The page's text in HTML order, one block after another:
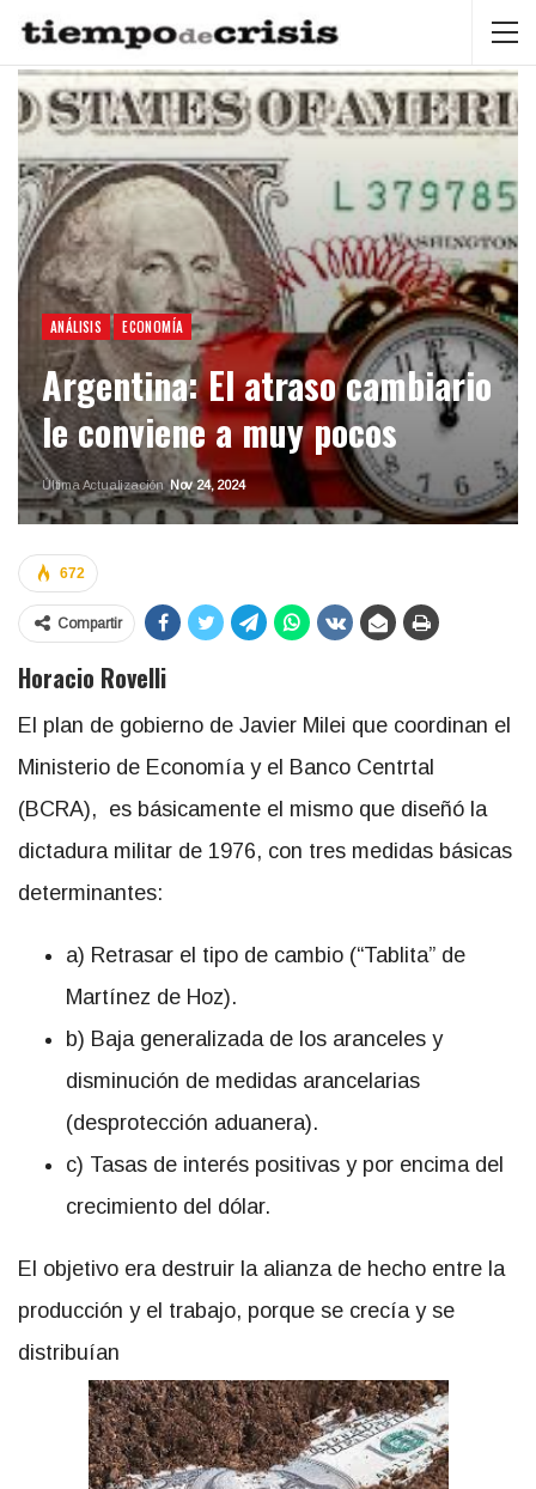
ANÁLISIS ECONOMÍA
Argentina: El atraso cambiario
le conviene a muy pocos
Última ActualizaciónNov 24, 2024
672
Compartir
Horacio Rovelli
El plan de gobierno de Javier Milei que coordinan el
Ministerio de Economía y el Banco Centrtal
(BCRA), es básicamente el mismo que diseñó la
dictadura militar de 1976, con tres medidas básicas
determinantes:
a) Retrasar el tipo de cambio (“Tablita” de
Martínez de Hoz).
b) Baja generalizada de los aranceles y
disminución de medidas arancelarias
(desprotección aduanera).
c) Tasas de interés positivas y por encima del
crecimiento del dólar.
El objetivo era destruir la alianza de hecho entre la
producción y el trabajo, porque se crecía y se
distribuían